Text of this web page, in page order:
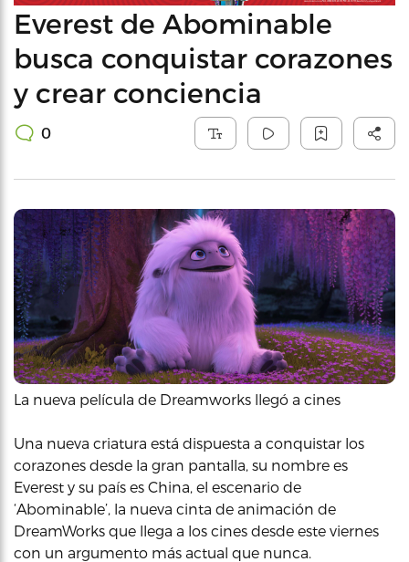
Everest de Abominable
busca conquistar corazones
y crear conciencia
0
La nueva película de Dreamworks llegó a cines
Una nueva criatura está dispuesta a conquistar los
corazones desde la gran pantalla, su nombre es
Everest y su país es China, el escenario de
‘Abominable’, la nueva cinta de animación de
DreamWorks que llega a los cines desde este viernes
con un argumento más actual que nunca.